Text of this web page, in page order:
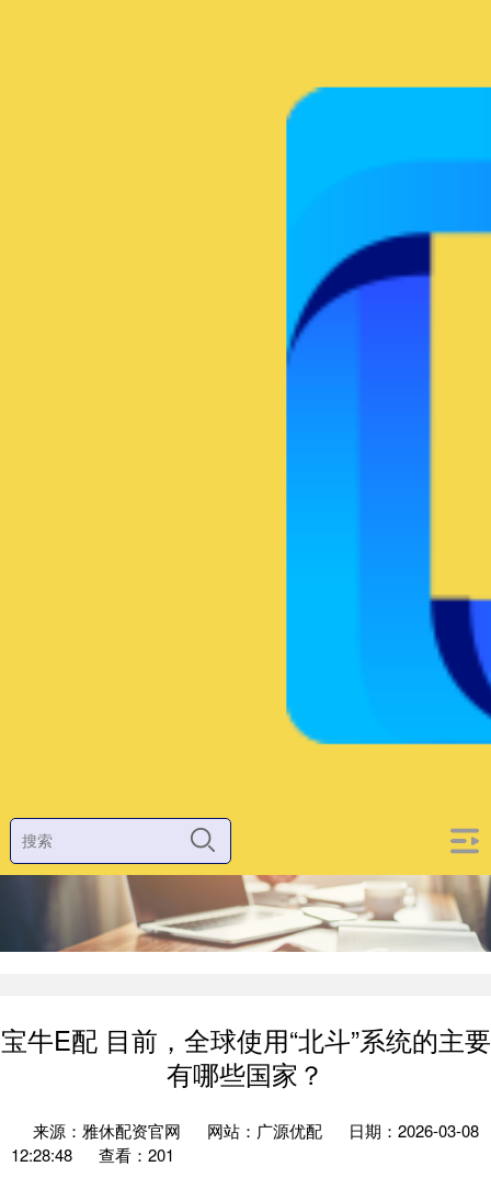
宝牛E配 目前，全球使用“北斗”系统的主要
有哪些国家？
来源：雅休配资官网 网站：广源优配
日期：2026-03-08
12:28:48
查看：201